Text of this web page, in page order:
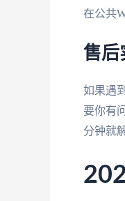
在公共
售后
如果遇
要你有
分钟就